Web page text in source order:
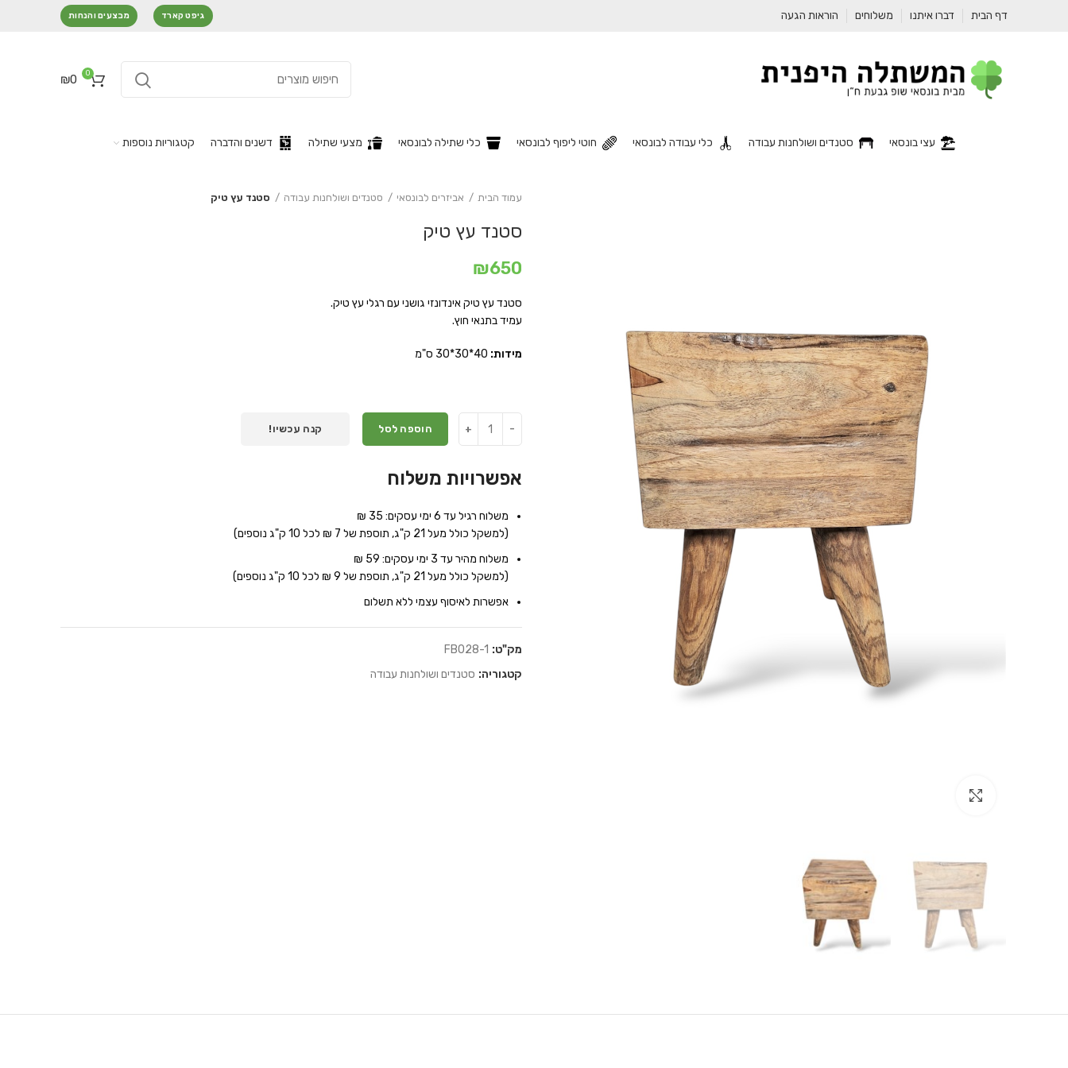
דף הבית דברו איתנו משלוחים הוראות הגעה גיפט קארד מבצעים והנחות
0
₪0
עצי בונסאי סטנדים ושולחנות עבודה כלי עבודה לבונסאי חוטי ליפוף לבונסאי כלי שתילה לבונסאי מצעי שתילה דשנים והדברה קטגוריות נוספות
עמוד הבית אביזרים לבונסאי סטנדים ושולחנות עבודה סטנד עץ טיק
סטנד עץ טיק
₪650
סטנד עץ טיק אינדונזי גושני עם רגלי עץ טיק.
עמיד בתנאי חוץ.
מידות:
הוספה לסל קנה עכשיו!
אפשרויות משלוח
משלוח רגיל עד 6 ימי עסקים: 35 ₪
(למשקל כולל מעל 21 ק"ג, תוספת של 7 ₪ לכל 10 ק"ג נוספים)
משלוח מהיר עד 3 ימי עסקים: 59 ₪
(למשקל כולל מעל 21 ק"ג, תוספת של 9 ₪ לכל 10 ק"ג נוספים)
אפשרות לאיסוף עצמי ללא תשלום
מק"ט: FB028-1
קטגוריה: סטנדים ושולחנות עבודה